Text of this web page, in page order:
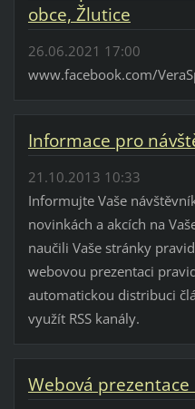
obce, Žlutice
26.06.2021 17:00
www.facebook.com/
Informace pro
21.10.2013 10:33
Informujte Vaše
novinkách a akcích na
naučili Vaše stránky
webovou prezentaci
automatickou distribuci
využít RSS kanály.
Webová